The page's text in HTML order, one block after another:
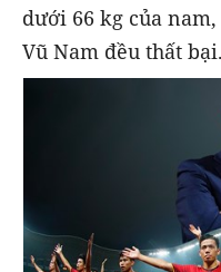
dưới 66 kg của
Vũ Nam đều thất bại.